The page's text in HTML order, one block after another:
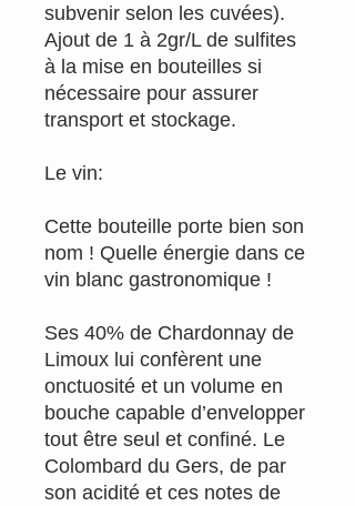
subvenir selon les cuvées).
Ajout de 1 à 2gr/L de sulfites
à la mise en bouteilles si
nécessaire pour assurer
transport et stockage.
Le vin:
Cette bouteille porte bien son
nom ! Quelle énergie dans ce
vin blanc gastronomique !
Ses 40% de Chardonnay de
Limoux lui confèrent une
onctuosité et un volume en
bouche capable d’envelopper
tout être seul et confiné. Le
Colombard du Gers, de par
son acidité et ces notes de